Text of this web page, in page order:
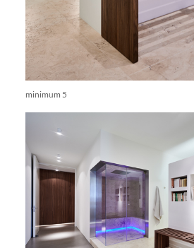
minimum 5